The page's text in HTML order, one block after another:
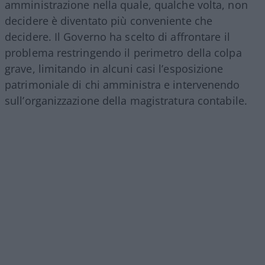
amministrazione nella quale, qualche volta, non
decidere è diventato più conveniente che
decidere. Il Governo ha scelto di affrontare il
problema restringendo il perimetro della colpa
grave, limitando in alcuni casi l’esposizione
patrimoniale di chi amministra e intervenendo
sull’organizzazione della magistratura contabile.